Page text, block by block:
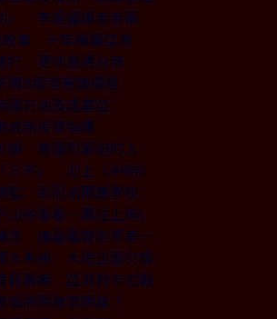
」 李焜耀誤吞苦藥
故事 十年稱霸亞洲
打 更快直通台商
價B股等著賺價差
國石油及諾基亞
成新投資指標
銀 曾國烈緊迫盯人
三不」 卯上《中時》
監 到尼泊爾蓋學校
山谷看看，再往上爬」
念 讓晶電變世界第一
大系統 大陸正面交鋒
假醫療 亞洲掀卡位戰
城將現身崇明島？